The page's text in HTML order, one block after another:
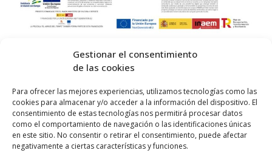
Gestionar el consentimiento
de las cookies
Para ofrecer las mejores experiencias, utilizamos tecnologías como las
cookies para almacenar y/o acceder a la información del dispositivo. El
consentimiento de estas tecnologías nos permitirá procesar datos
como el comportamiento de navegación o las identificaciones únicas
en este sitio. No consentir o retirar el consentimiento, puede afectar
negativamente a ciertas características y funciones.
by QM.
Inicio